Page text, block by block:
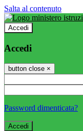
Salta al contenuto
Accedi
Accedi
button close ×
Password dimenticata?